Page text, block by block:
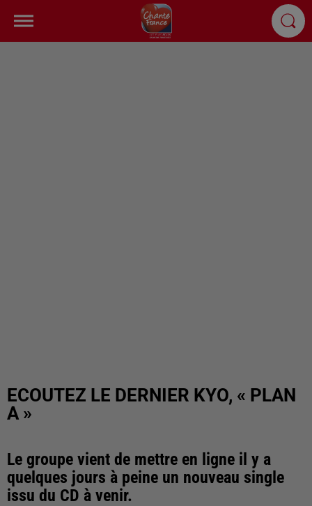
ECOUTEZ LE DERNIER KYO, « PLAN
A »
Le groupe vient de mettre en ligne il y a
quelques jours à peine un nouveau single
issu du CD à venir.